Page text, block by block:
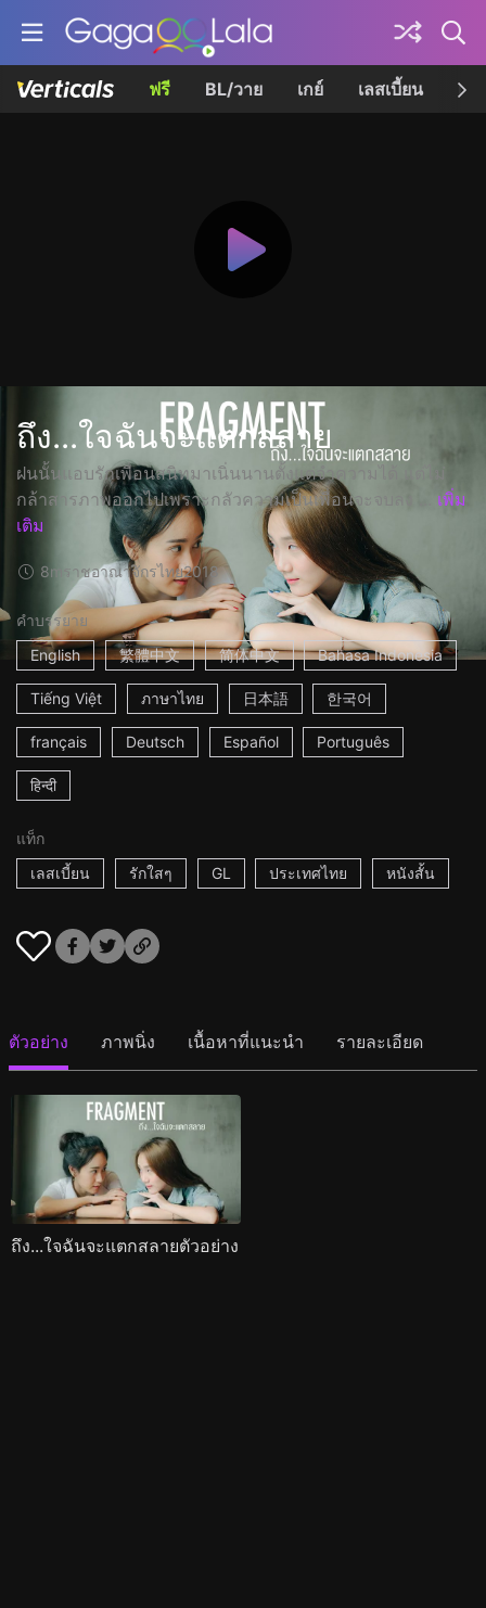
ฟรี BL/วาย เกย์ เลสเบี้ยน เค
ถึง...ใจฉันจะแตกสลาย
ฝนนั้นแอบรักเพื่อนสนิทมาเนิ่นนานตั้งแต่จำความได้ แต่ไม่
กล้าสารภาพออกไปเพราะกลัวความเป็นเพื่อนจะจบลง ...
เพิ่ม
เติม
8m ราชอาณาจักรไทย2018
คำบรรยาย
English
繁體中文 简体中文 Bahasa Indonesia
Tiếng Việt ภาษาไทย 日本語 한국어
français Deutsch Español Português
हिन्दी
แท็ก
เลสเบี้ยน
รักใสๆ GL ประเทศไทย หนังสั้น
ตัวอย่าง ภาพนิ่ง เนื้อหาที่แนะนำ รายละเอียด
ถึง...ใจฉันจะแตกสลายตัวอย่าง